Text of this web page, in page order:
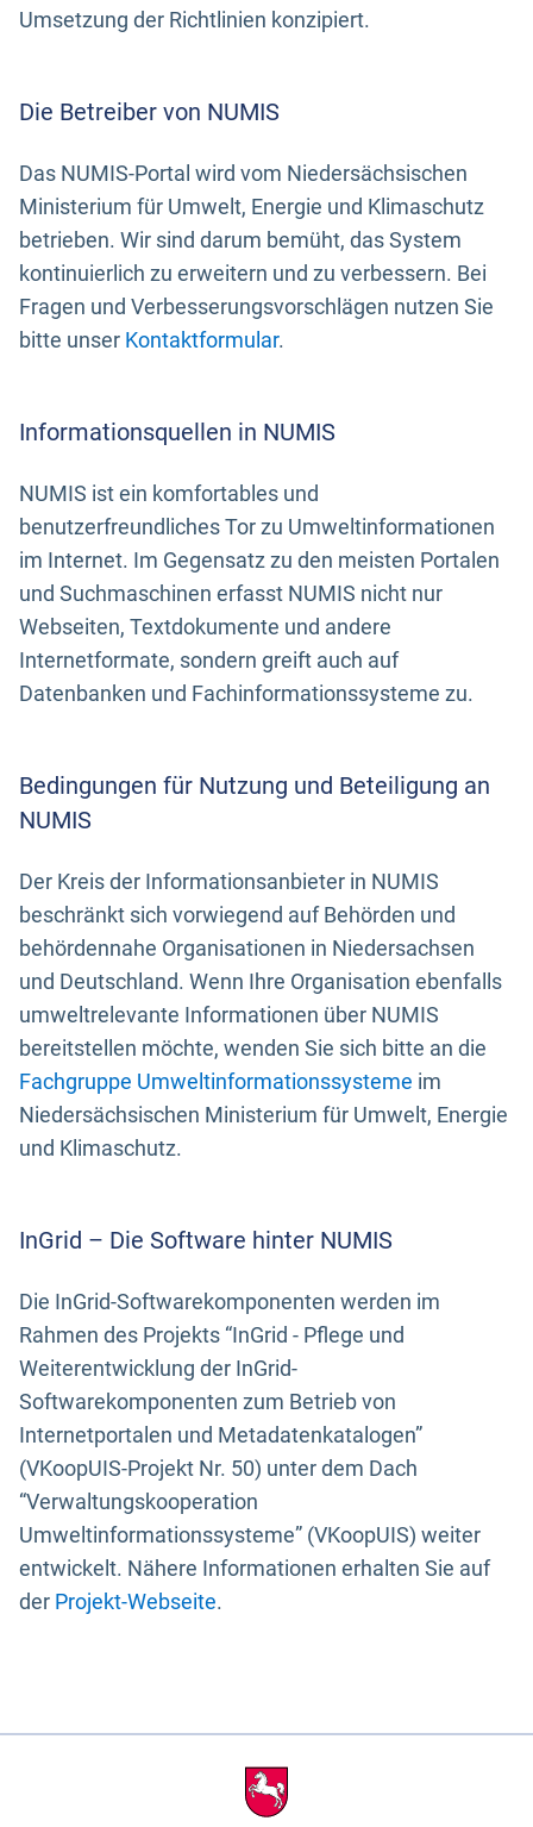
Umsetzung der Richtlinien konzipiert.
Die Betreiber von NUMIS
Das NUMIS-Portal wird vom Niedersächsischen
Ministerium für Umwelt, Energie und Klimaschutz
betrieben. Wir sind darum bemüht, das System
kontinuierlich zu erweitern und zu verbessern. Bei
Fragen und Verbesserungsvorschlägen nutzen Sie
bitte unser Kontaktformular.
Informationsquellen in NUMIS
NUMIS ist ein komfortables und
benutzerfreundliches Tor zu Umweltinformationen
im Internet. Im Gegensatz zu den meisten Portalen
und Suchmaschinen erfasst NUMIS nicht nur
Webseiten, Textdokumente und andere
Internetformate, sondern greift auch auf
Datenbanken und Fachinformationssysteme zu.
Bedingungen für Nutzung und Beteiligung an
NUMIS
Der Kreis der Informationsanbieter in NUMIS
beschränkt sich vorwiegend auf Behörden und
behördennahe Organisationen in Niedersachsen
und Deutschland. Wenn Ihre Organisation ebenfalls
umweltrelevante Informationen über NUMIS
bereitstellen möchte, wenden Sie sich bitte an die
Fachgruppe Umweltinformationssysteme im
Niedersächsischen Ministerium für Umwelt, Energie
und Klimaschutz.
InGrid – Die Software hinter NUMIS
Die InGrid-Softwarekomponenten werden im
Rahmen des Projekts “InGrid - Pflege und
Weiterentwicklung der InGrid-
Softwarekomponenten zum Betrieb von
Internetportalen und Metadatenkatalogen”
(VKoopUIS-Projekt Nr. 50) unter dem Dach
“Verwaltungskooperation
Umweltinformationssysteme” (VKoopUIS) weiter
entwickelt. Nähere Informationen erhalten Sie auf
der Projekt-Webseite.